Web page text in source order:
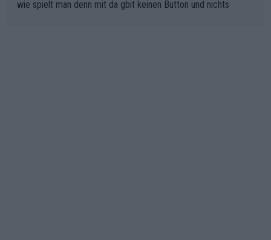
wie spielt man denn mit da gbit keinen Button und nichts